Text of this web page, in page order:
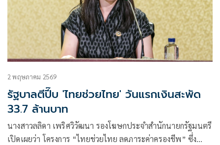
2 พฤษภาคม 2569
รัฐบาลตีปี๊บ 'ไทยช่วยไทย' วันแรกเงินสะพัด
33.7 ล้านบาท
นางสาวลลิดา เพริศวิวัฒนา รองโฆษกประจำสำนักนายกรัฐมนตรี
เปิดเผยว่า โครงการ “ไทยช่วยไทย ลดภาระค่าครองชีพ” ซึ่ง